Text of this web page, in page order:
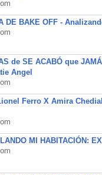
DE BAKE OFF -
de SE ACABÓ que
Angel
Ferro X Amira
MI HABITACIÓN: